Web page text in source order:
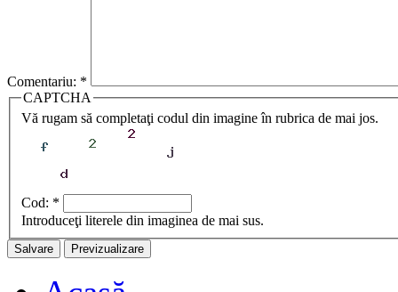
Comentariu: *
CAPTCHA
Vă rugam să completaţi codul din imagine în rubrica de mai jos.
Cod: *
Introduceţi literele din imaginea de mai sus.